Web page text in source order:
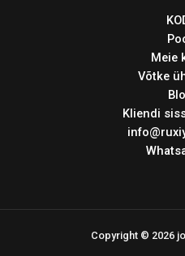
Meie
Võtke
Kliendi
Copyright © 2026